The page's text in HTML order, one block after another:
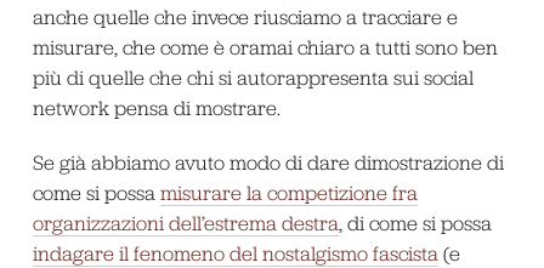
anche quelle che invece riusciamo a tracciare e
misurare, che come è oramai chiaro a tutti sono ben
più di quelle che chi si autorappresenta sui social
network pensa di mostrare.
Se già abbiamo avuto modo di dare dimostrazione di
come si possa misurare la competizione fra
organizzazioni dell’estrema destra, di come si possa
indagare il fenomeno del nostalgismo fascista(e